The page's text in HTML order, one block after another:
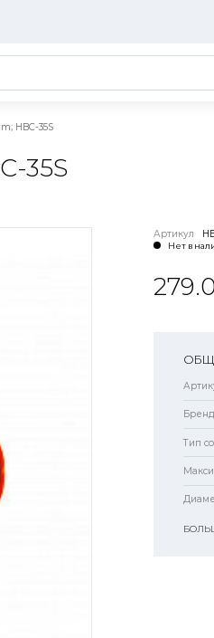
HBC-35S
35S
Артикул
Нет в
Бренд
Тип